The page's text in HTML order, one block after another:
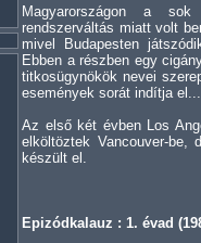
Magyarországon a
rendszerváltás miatt volt
mivel Budapesten
Ebben a részben egy
titkosügynökök nevei
események sorát indítja
Az első két évben Los
elköltöztek Vancouver-be,
készült el.
Epizódkalauz : 1. évad